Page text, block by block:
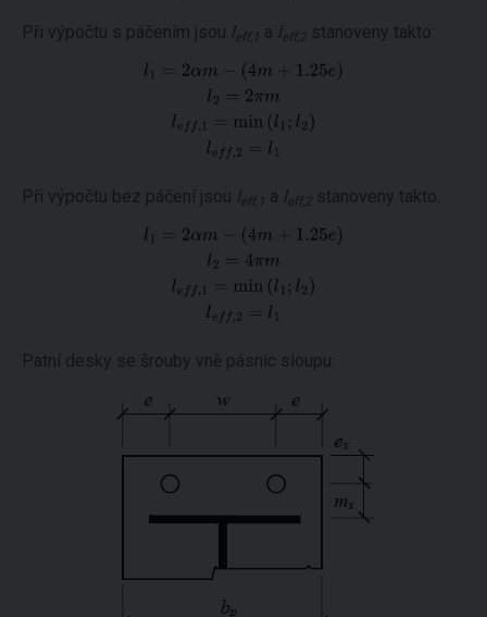
Při výpočtu s páčením jsou leff,1 a leff,2 stanoveny takto:
Při výpočtu bez páčení jsou leff,1 a leff,2 stanoveny takto:
Patní desky se šrouby vně pásnic sloupu: